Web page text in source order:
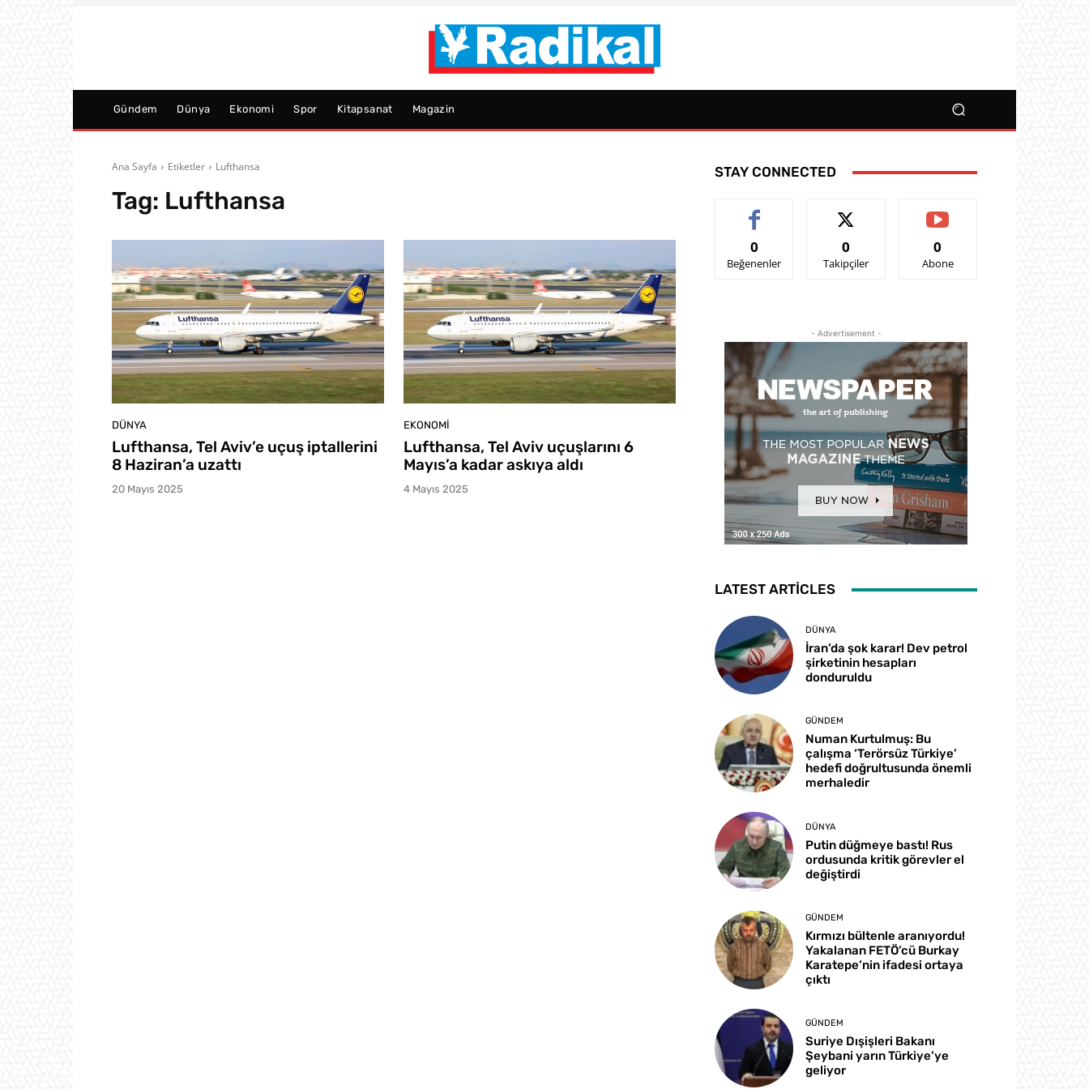
Gündem Dünya Ekonomi Spor Kitapsanat Magazin
Ana Sayfa Etiketler Lufthansa
Tag: Lufthansa
DÜNYA
Lufthansa, Tel Aviv’e uçuş iptallerini
8 Haziran’a uzattı
20 Mayıs 2025
EKONOMI
Lufthansa, Tel Aviv uçuşlarını 6
Mayıs’a kadar askıya aldı
4 Mayıs 2025
STAY CONNECTED
0
Beğenenler
0
Takipçiler
0
Abone
- Advertisement -
LATEST ARTICLES
DÜNYA
İran’da şok karar! Dev petrol
şirketinin hesapları
donduruldu
GÜNDEM
Numan Kurtulmuş: Bu
çalışma ‘Terörsüz Türkiye’
hedefi doğrultusunda önemli
merhaledir
DÜNYA
Putin düğmeye bastı! Rus
ordusunda kritik görevler el
değiştirdi
GÜNDEM
Kırmızı bültenle aranıyordu!
Yakalanan FETÖ’cü Burkay
Karatepe’nin ifadesi ortaya
çıktı
GÜNDEM
Suriye Dışişleri Bakanı
Şeybani yarın Türkiye’ye
geliyor